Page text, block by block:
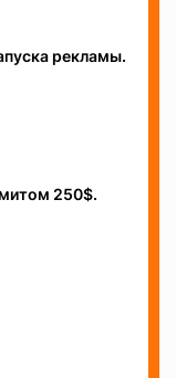
рекламы.
250$.